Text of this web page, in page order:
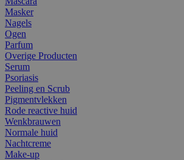
Masker
Nagels
Ogen
Parfum
Overige Producten
Serum
Psoriasis
Peeling en Scrub
Pigmentvlekken
Rode reactive huid
Wenkbrauwen
Normale huid
Nachtcreme
Make-up